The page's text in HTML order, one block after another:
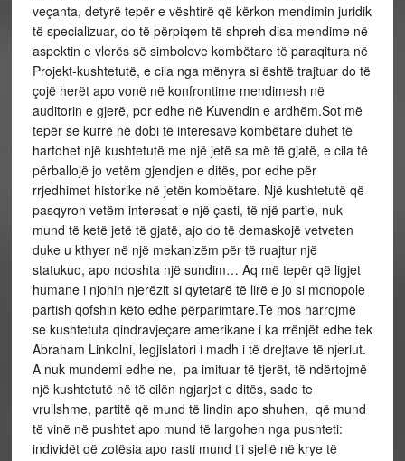
veçanta, detyrë tepër e vështirë që kërkon mendimin juridik
të specializuar, do të përpiqem të shpreh disa mendime në
aspektin e vlerës së simboleve kombëtare të paraqitura në
Projekt-kushtetutë, e cila nga mënyra si është trajtuar do të
çojë herët apo vonë në konfrontime mendimesh në
auditorin e gjerë, por edhe në Kuvendin e ardhëm.Sot më
tepër se kurrë në dobi të interesave kombëtare duhet të
hartohet një kushtetutë me një jetë sa më të gjatë, e cila të
përballojë jo vetëm gjendjen e ditës, por edhe për
rrjedhimet historike në jetën kombëtare. Një kushtetutë që
pasqyron vetëm interesat e një çasti, të një partie, nuk
mund të ketë jetë të gjatë, ajo do të demaskojë vetveten
duke u kthyer në një mekanizëm për të ruajtur një
statukuo, apo ndoshta një sundim… Aq më tepër që ligjet
humane i njohin njerëzit si qytetarë të lirë e jo si monopole
partish qofshin këto edhe përparimtare.Të mos harrojmë
se kushtetuta qindravjeçare amerikane i ka rrënjët edhe tek
Abraham Linkolni, legjislatori i madh i të drejtave të njeriut.
A nuk mundemi edhe ne, pa imituar të tjerët, të ndërtojmë
një kushtetutë në të cilën ngjarjet e ditës, sado te
vrullshme, partitë që mund të lindin apo shuhen, që mund
të vinë në pushtet apo mund të largohen nga pushteti:
individët që zotësia apo rasti mund t’i sjellë në krye të